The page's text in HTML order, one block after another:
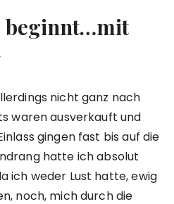
beginnt…mit
nicht ganz nach
waren ausverkauft und
gingen fast bis auf die
hatte ich absolut
ich weder Lust hatte, ewig
noch, mich durch die